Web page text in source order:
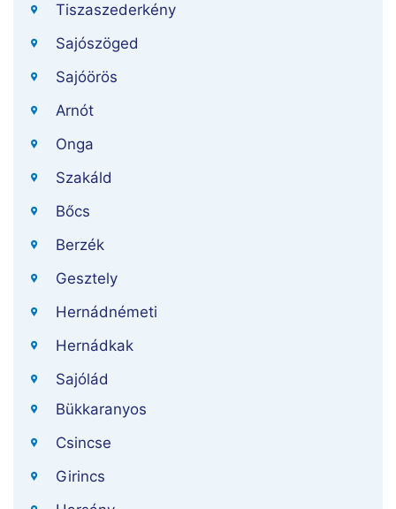
Tiszaszederkény
Sajószöged
Sajóörös
Arnót
Onga
Szakáld
Bőcs
Berzék
Gesztely
Hernádnémeti
Hernádkak
Sajólád
Bükkaranyos
Csincse
Girincs